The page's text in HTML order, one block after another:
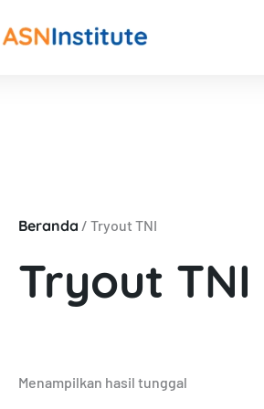
Beranda / Tryout TNI
Tryout TNI
Menampilkan hasil tunggal